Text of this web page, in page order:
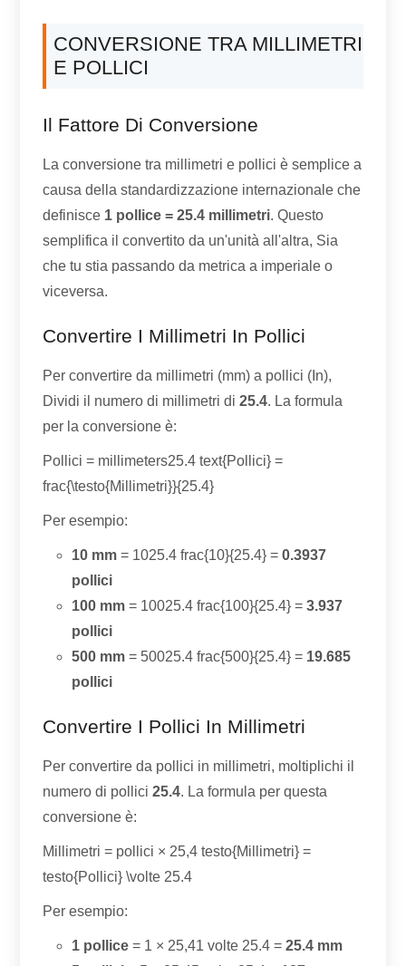
CONVERSIONE TRA MILLIMETRI
E POLLICI
Il Fattore Di Conversione
La conversione tra millimetri e pollici è semplice a
causa della standardizzazione internazionale che
definisce 1 pollice = 25.4 millimetri. Questo
semplifica il convertito da un'unità all'altra, Sia
che tu stia passando da metrica a imperiale o
viceversa.
Convertire I Millimetri In Pollici
Per convertire da millimetri (mm) a pollici (In),
Dividi il numero di millimetri di25.4. La formula
per la conversione è:
Pollici = millimeters25.4 text{Pollici} =
frac{\testo{Millimetri}}{25.4}
Per esempio:
10 mm = 1025.4 frac{10}{25.4} =0.3937
pollici
100 mm = 10025.4 frac{100}{25.4} =3.937
pollici
500 mm = 50025.4 frac{500}{25.4} = 19.685
pollici
Convertire I Pollici In Millimetri
Per convertire da pollici in millimetri, moltiplichi il
numero di pollici25.4. La formula per questa
conversione è:
Millimetri = pollici × 25,4 testo{Millimetri} =
testo{Pollici} \volte 25.4
Per esempio:
1 pollice = 1 × 25,41 volte 25.4 =25.4 mm